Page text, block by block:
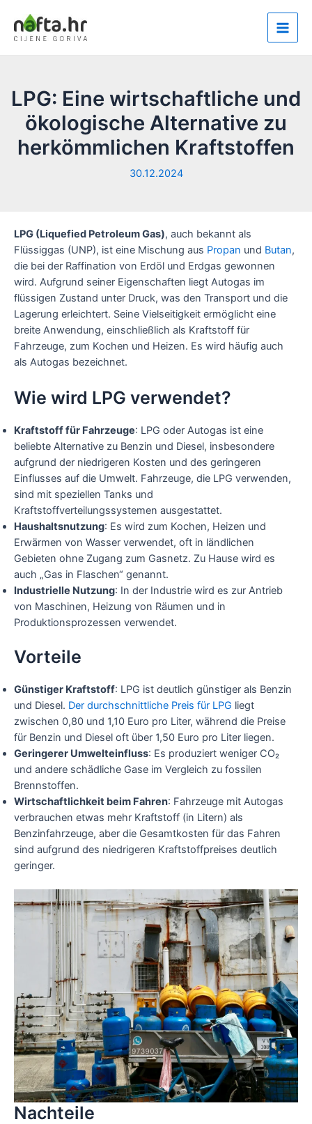
Inhalt
springen
Main
LPG: Eine wirtschaftliche und
ökologische Alternative zu
herkömmlichen Kraftstoffen
30.12.2024
LPG (Liquefied Petroleum Gas), auch bekannt als
Flüssiggas (UNP), ist eine Mischung aus Propan und Butan,
die bei der Raffination von Erdöl und Erdgas gewonnen
wird. Aufgrund seiner Eigenschaften liegt Autogas im
flüssigen Zustand unter Druck, was den Transport und die
Lagerung erleichtert. Seine Vielseitigkeit ermöglicht eine
breite Anwendung, einschließlich als Kraftstoff für
Fahrzeuge, zum Kochen und Heizen. Es wird häufig auch
als Autogas bezeichnet.
Wie wird LPG verwendet?
Kraftstoff für Fahrzeuge: LPG oder Autogas ist eine
beliebte Alternative zu Benzin und Diesel, insbesondere
aufgrund der niedrigeren Kosten und des geringeren
Einflusses auf die Umwelt. Fahrzeuge, die LPG verwenden,
sind mit speziellen Tanks und
Kraftstoffverteilungssystemen ausgestattet.
Haushaltsnutzung: Es wird zum Kochen, Heizen und
Erwärmen von Wasser verwendet, oft in ländlichen
Gebieten ohne Zugang zum Gasnetz. Zu Hause wird es
auch „Gas in Flaschen“ genannt.
Industrielle Nutzung: In der Industrie wird es zur Antrieb
von Maschinen, Heizung von Räumen und in
Produktionsprozessen verwendet.
Vorteile
Günstiger Kraftstoff: LPG ist deutlich günstiger als Benzin
und Diesel. Der durchschnittliche Preis für LPG liegt
zwischen 0,80 und 1,10 Euro pro Liter, während die Preise
für Benzin und Diesel oft über 1,50 Euro pro Liter liegen.
Geringerer Umwelteinfluss: Es produziert weniger CO₂
und andere schädliche Gase im Vergleich zu fossilen
Brennstoffen.
Wirtschaftlichkeit beim Fahren: Fahrzeuge mit Autogas
verbrauchen etwas mehr Kraftstoff (in Litern) als
Benzinfahrzeuge, aber die Gesamtkosten für das Fahren
sind aufgrund des niedrigeren Kraftstoffpreises deutlich
geringer.
Nachteile